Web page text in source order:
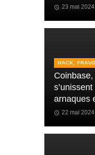
23 mai 2024
HACK,
arnaques
22 mai 2024